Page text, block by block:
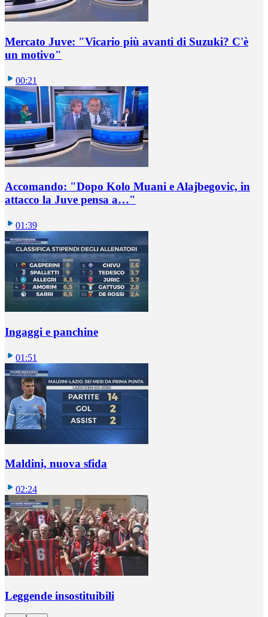
Mercato Juve: "Vicario più avanti di Suzuki? C'è
un motivo"
00:21
Accomando: "Dopo Kolo Muani e Alajbegovic, in
attacco la Juve pensa a…"
01:39
Ingaggi e panchine
01:51
Maldini, nuova sfida
02:24
Leggende insostituibili